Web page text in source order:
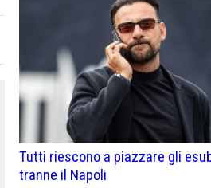
Tutti riescono a piazzare gli
tranne il Napoli